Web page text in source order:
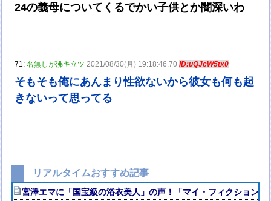
24の義母についてくるでかい子供とか闇深いわ
71:名無しが沸キ立ツ 2021/08/30(月) 19:18:46.70ID:uQJcW5tx0
そもそも俺にあんまり性欲ないから彼女も何も起
きないって思ってる
リアルタイムおすすめ記事
宮澤エマに「国宝級の浴衣美人」の声！「マイ・フィクション